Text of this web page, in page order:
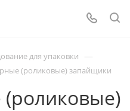
для упаковки —
(роликовые) запайщики